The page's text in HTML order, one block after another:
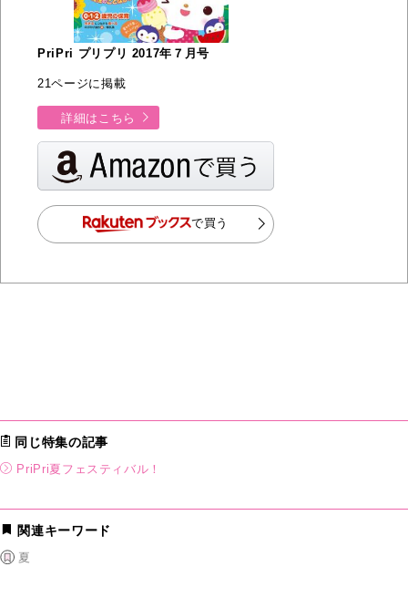
PriPri プリプリ 2017年７月号
21ページに掲載
詳細はこちら
で買う
同じ特集の記事
PriPri夏フェスティバル！
関連キーワード
夏